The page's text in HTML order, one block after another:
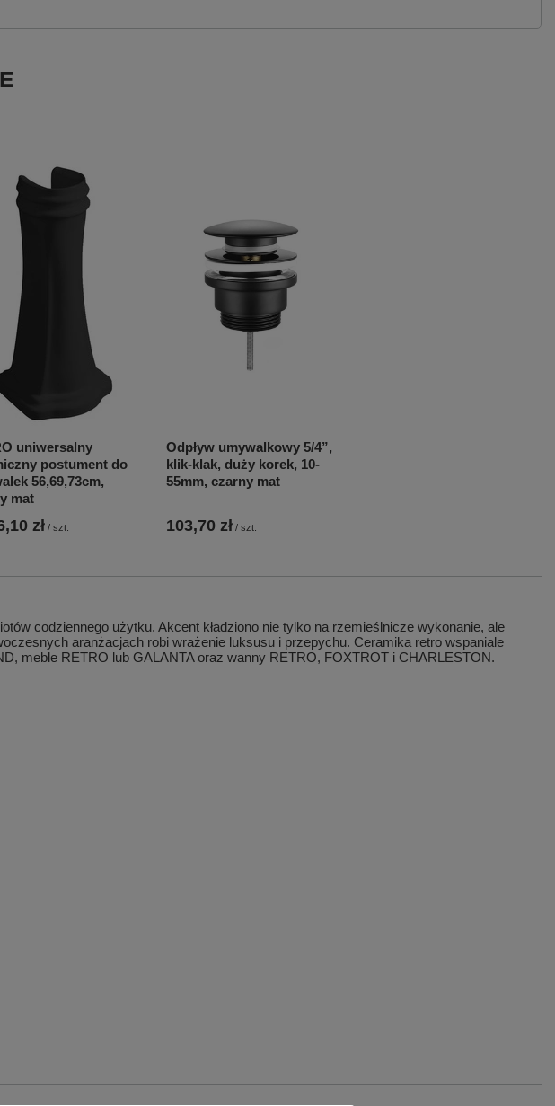
uniwersalny
postument do
56,69,73cm,
mat
zł / szt.
Odpływ umywalkowy 5/4”,
klik-klak, duży korek, 10-
55mm, czarny mat
103,70 zł / szt.
codziennego użytku. Akcent kładziono nie tylko na rzemieślnicze wykonanie, ale
aranżacjach robi wrażenie luksusu i przepychu. Ceramika retro wspaniale
meble RETRO lub GALANTA oraz wanny RETRO, FOXTROT i CHARLESTON.